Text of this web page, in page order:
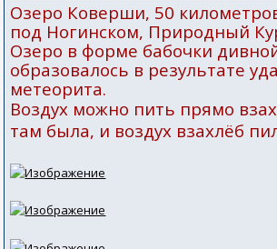
Озеро Коверши, 50
под Ногинском, Природный
Озеро в форме бабочки
образовалось в результате
метеорита.
Воздух можно пить прямо
там была, и воздух взахлёб